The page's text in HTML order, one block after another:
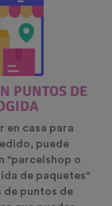
PUNTOS DE
en casa para
puede
"parcelshop o
de paquetes"
de puntos de